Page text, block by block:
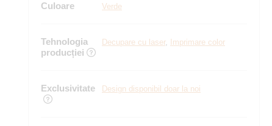
Culoare Verde
Tehnologia
producției
Decupare cu laser, Imprimare color
Exclusivitate Design disponibil doar la noi